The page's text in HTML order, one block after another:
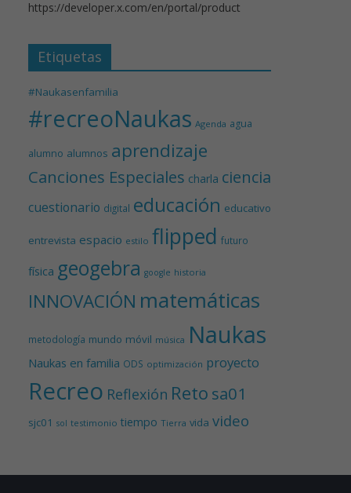
https://developer.x.com/en/portal/product
Etiquetas
#Naukasenfamilia
#recreoNaukas Agenda agua
alumno alumnos aprendizaje
Canciones Especiales charla ciencia
cuestionario digital educación educativo
entrevista espacio estilo flipped futuro
física geogebra google historia
INNOVACIÓN matemáticas
metodología mundo móvil música Naukas
Naukas en familia ODS optimización proyecto
Recreo Reflexión Reto sa01
sjc01 sol testimonio tiempo Tierra vida video